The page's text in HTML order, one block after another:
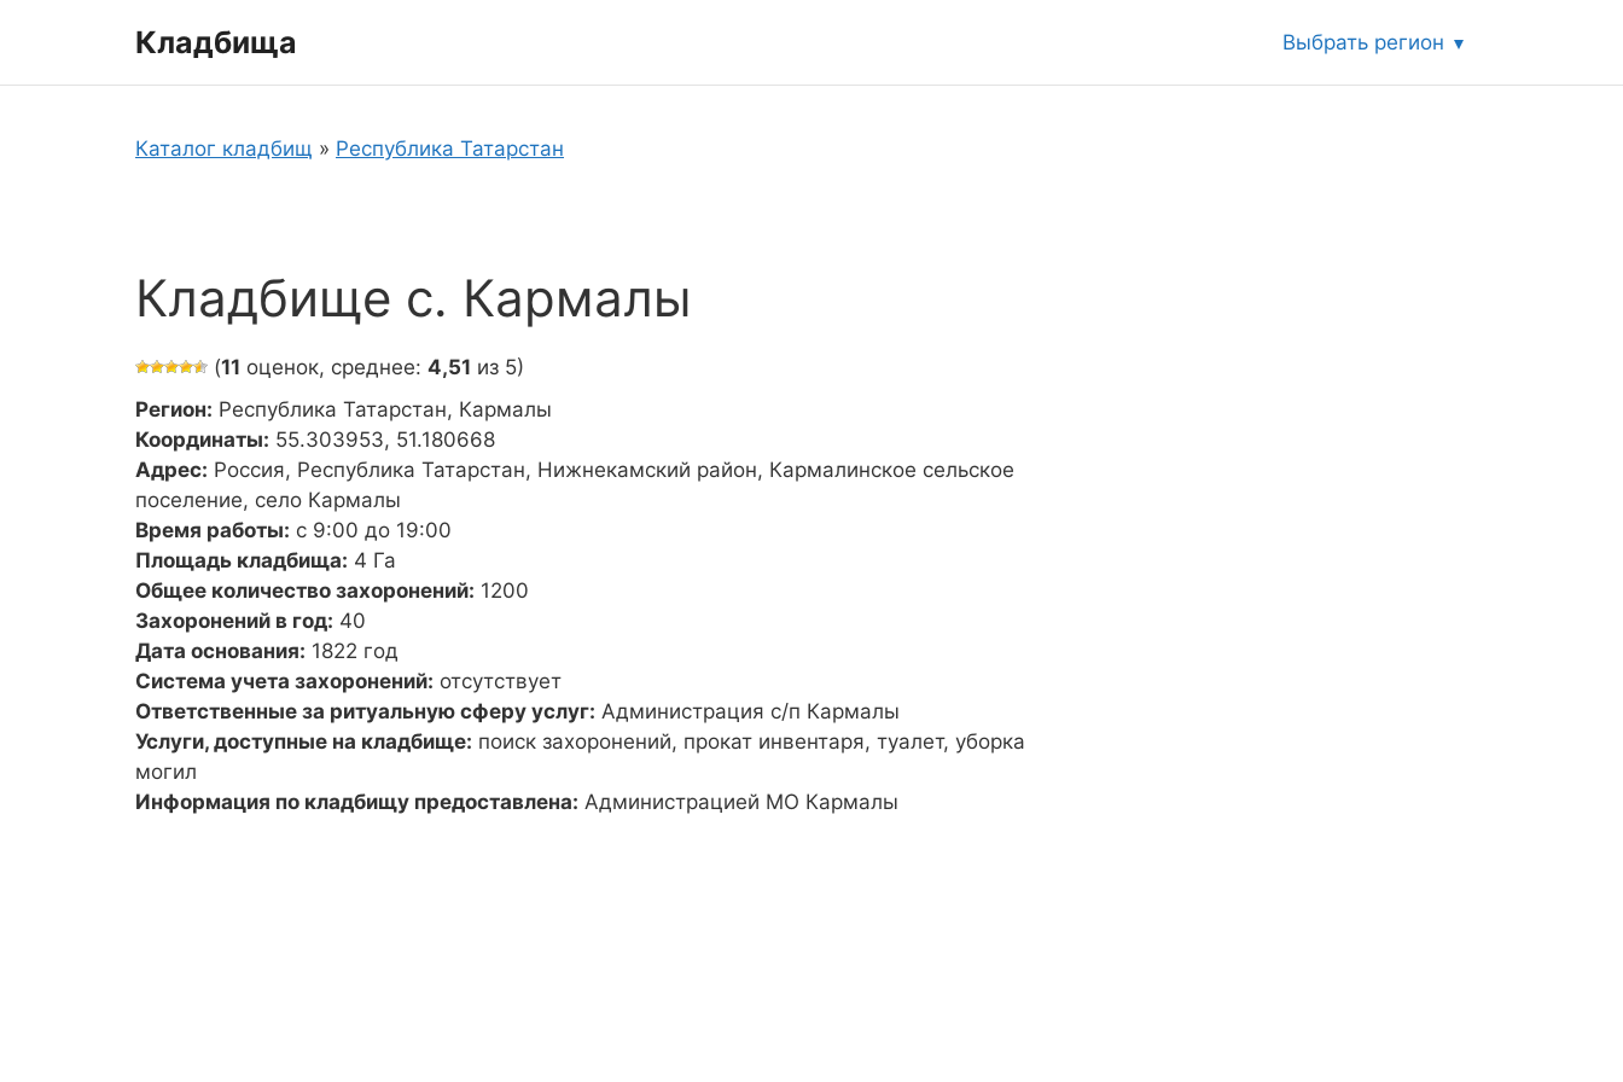
Кладбища Выбрать регион
Каталог кладбищ » Республика Татарстан
Кладбище с. Кармалы
(11 оценок, среднее: 4,51 из 5)
Регион: Республика Татарстан, Кармалы
Координаты: 55.303953, 51.180668
Адрес: Россия, Республика Татарстан, Нижнекамский район, Кармалинское сельское
поселение, село Кармалы
Время работы: с 9:00 до 19:00
Площадь кладбища: 4 Га
Общее количество захоронений: 1200
Захоронений в год: 40
Дата основания: 1822 год
Система учета захоронений: отсутствует
Ответственные за ритуальную сферу услуг: Администрация с/п Кармалы
Услуги, доступные на кладбище: поиск захоронений, прокат инвентаря, туалет, уборка
могил
Информация по кладбищу предоставлена: Администрацией МО Кармалы